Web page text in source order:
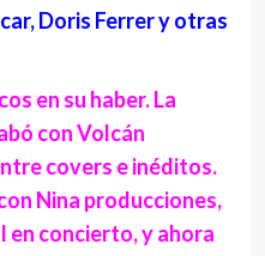
Doris Ferrer y otras
en su haber. La
con Volcán
covers e inéditos.
Nina producciones,
en concierto, y ahora